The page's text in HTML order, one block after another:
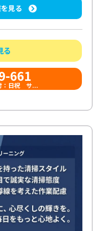
見る
る
661
：日祝 サ...